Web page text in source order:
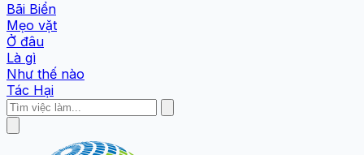
Bãi Biển
Mẹo vặt
Ở đâu
Là gì
Như thế nào
Tác Hại